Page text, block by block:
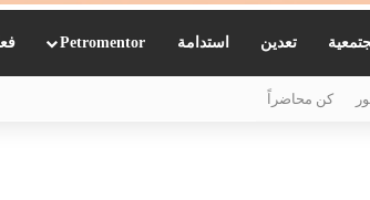
تعدين استدامة Petromentor
كن محاضراً